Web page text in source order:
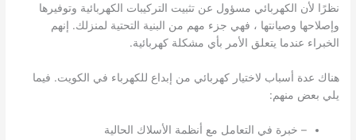
نظرًا لأن الكهربائي مسؤول عن تثبيت التركيبات الكهربائية وتوفيرها
وإصلاحها وصيانتها ، فهي جزء مهم من البنية التحتية لمنزلك. إنهم
الخبراء عندما يتعلق الأمر بأي مشكلة كهربائية.
هناك عدة أسباب لاختيار كهربائي من إبداع للكهرباء في الكويت. فيما
يلي بعض منهم:
– خبرة في التعامل مع أنظمة الأسلاك الحالية